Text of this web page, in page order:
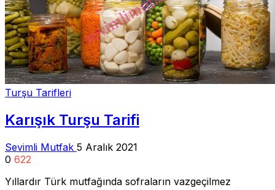
Turşu Tarifleri
Karışık Turşu Tarifi
Sevimli Mutfak 5 Aralık 2021
0 622
Yıllardır Türk mutfağında sofraların vazgeçilmez